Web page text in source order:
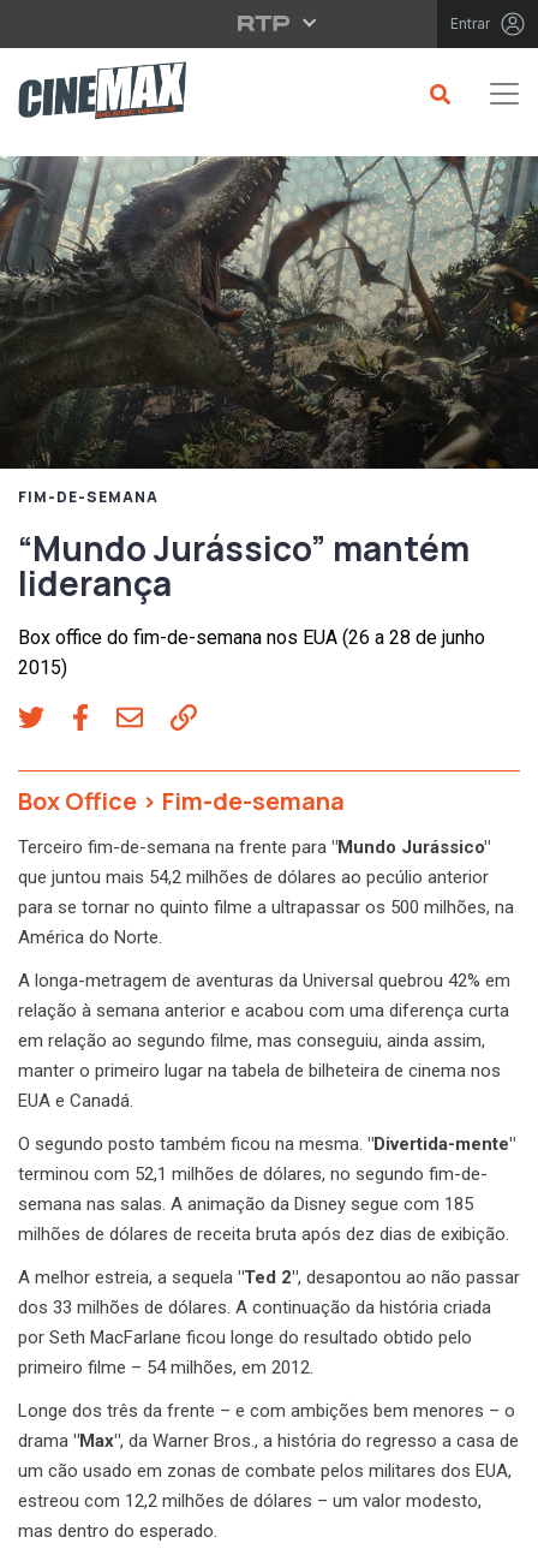
Saltar para o conteúdo principal Entrar
FIM-DE-SEMANA
“Mundo Jurássico” mantém
liderança
Box office do fim-de-semana nos EUA (26 a 28 de junho
2015)
Box Office > Fim-de-semana
Terceiro fim-de-semana na frente para "Mundo Jurássico"
que juntou mais 54,2 milhões de dólares ao pecúlio anterior
para se tornar no quinto filme a ultrapassar os 500 milhões, na
América do Norte.
A longa-metragem de aventuras da Universal quebrou 42% em
relação à semana anterior e acabou com uma diferença curta
em relação ao segundo filme, mas conseguiu, ainda assim,
manter o primeiro lugar na tabela de bilheteira de cinema nos
EUA e Canadá.
O segundo posto também ficou na mesma. "Divertida-mente"
terminou com 52,1 milhões de dólares, no segundo fim-de-
semana nas salas. A animação da Disney segue com 185
milhões de dólares de receita bruta após dez dias de exibição.
A melhor estreia, a sequela "Ted 2", desapontou ao não passar
dos 33 milhões de dólares. A continuação da história criada
por Seth MacFarlane ficou longe do resultado obtido pelo
primeiro filme – 54 milhões, em 2012.
Longe dos três da frente – e com ambições bem menores – o
drama "Max", da Warner Bros., a história do regresso a casa de
um cão usado em zonas de combate pelos militares dos EUA,
estreou com 12,2 milhões de dólares – um valor modesto,
mas dentro do esperado.